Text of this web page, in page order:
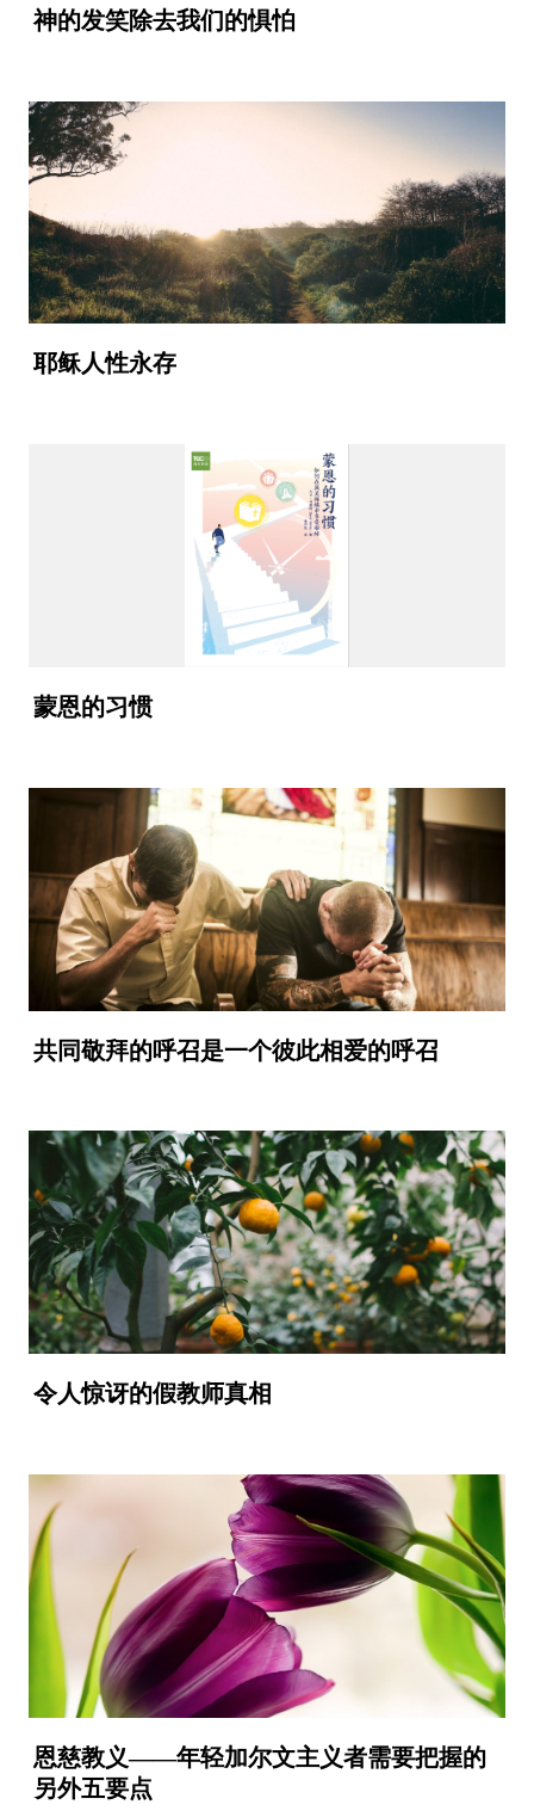
神的发笑除去我们的惧怕
耶稣人性永存
蒙恩的习惯
共同敬拜的呼召是一个彼此相爱的呼召
令人惊讶的假教师真相
恩慈教义——年轻加尔文主义者需要把握的
另外五要点